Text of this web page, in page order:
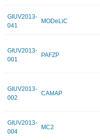
GIUV2013-
041
MODeLiC
GIUV2013-
001
PAFZP
GIUV2013-
002
CAMAP
GIUV2013-
004
MC2